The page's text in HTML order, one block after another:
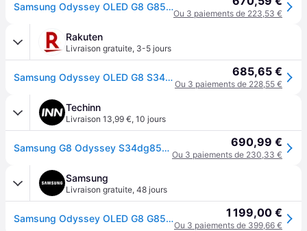
Samsung Odyssey OLED G8 G85SD 34" UltraWide Quad HD 0,03 ms Argent
Ou 3 paiements de 223,53 €
Rakuten
Livraison gratuite, 3-5 jours
Samsung Odyssey OLED G8 S34DG850SU - G85SD Series - moniteur OLED - Intelligent - jeux - incurvé - 34" - 3440 x 1440 UWQHD @ 175 Hz - 250 cd/m² - 1000000:1 - HDR10, HDR10+ - 0.03 ms - 2xHDMI, DisplayPort - haut-parleurs - argent 685,65 €
Ou 3 paiements de 228,55 €
Techinn
Livraison 13,99 €, 10 jours
Samsung G8 Odyssey S34dg850su 34´´ Wqhd Oled 175hz Gaming Monitor Multicolore One Size / EU Plug 220V 690,99 €
Ou 3 paiements de 230,33 €
Samsung
Livraison gratuite, 48 jours
Samsung Odyssey OLED G8 G85SD Argenté 34" 175Hz Ecran PC Gaming - LS34DG850SUXEN 1 199,00 €
Ou 3 paiements de 399,66 €